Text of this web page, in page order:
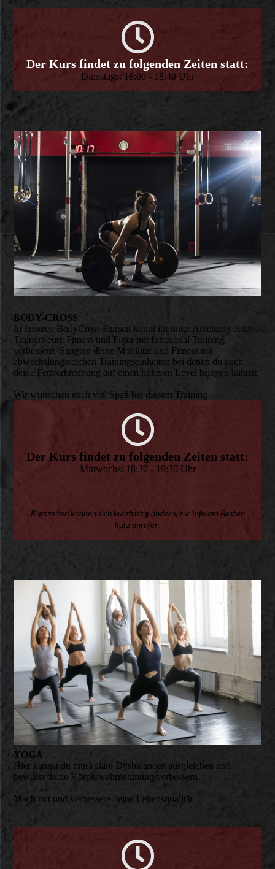
Der Kurs findet zu folgenden Zeiten statt:
Dienstags: 18:00 - 18:40 Uhr
BODY-CROSS
In unseren BodyCross Kursen könnt ihr unter Anleitung eines
Trainers eure Fitness und Figur mit functional Training
verbessern. Steigere deine Mobilität und Fitness mit
abwechslungsreichen Trainingseinheiten bei denen du auch
deine Fettverbrennung auf einen höheren Level bringen kannst.
Wir wünschen euch viel Spaß bei diesem Training.
Der Kurs findet zu folgenden Zeiten statt:
Mittwochs: 18:30 - 19:30 Uhr
Kurszeiten können sich kurzfristig ändern, zur Info am Besten
kurz anrufen.
YOGA
Hier kannst du muskuläre Dysbalancen ausgleichen und
bewusst deine Körperwahrnehmung verbessern.
Mach mit und verbessere deine Lebensqualität.